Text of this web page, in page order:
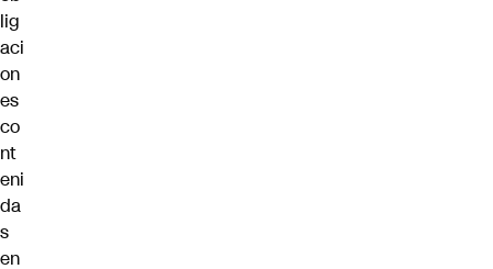
lig
aci
on
es
co
nt
eni
da
s
en